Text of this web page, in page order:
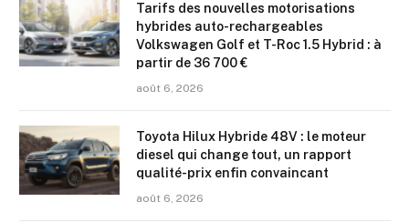
Tarifs des nouvelles motorisations
hybrides auto-rechargeables
Volkswagen Golf et T-Roc 1.5 Hybrid : à
partir de 36 700 €
août 6, 2026
Toyota Hilux Hybride 48V : le moteur
diesel qui change tout, un rapport
qualité-prix enfin convaincant
août 6, 2026